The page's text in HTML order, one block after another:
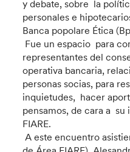
y debate, sobre la
personales e
Banca popolare Ética
Fue un espacio para
representantes del
operativa bancaria,
personas socias, para
inquietudes, hacer
pensamos, de cara a
FIARE.
A este encuentro